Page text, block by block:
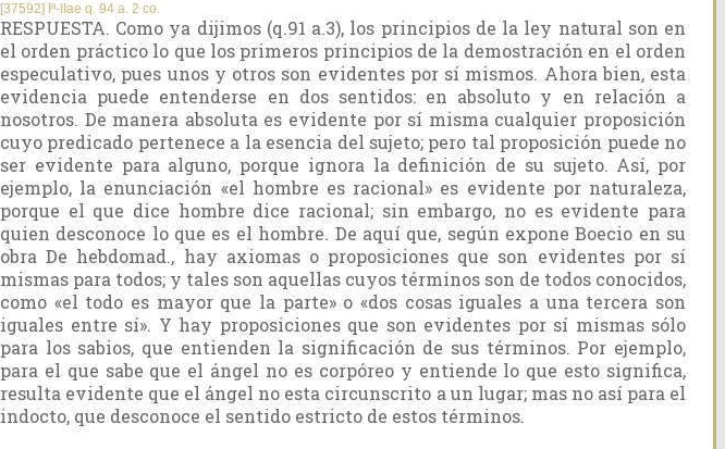
[37592] Iª-IIae q. 94 a. 2 co.
RESPUESTA. Como ya dijimos (q.91 a.3), los principios de la ley natural son en
el orden práctico lo que los primeros principios de la demostración en el orden
especulativo, pues unos y otros son evidentes por sí mismos. Ahora bien, esta
evidencia puede entenderse en dos sentidos: en absoluto y en relación a
nosotros. De manera absoluta es evidente por sí misma cualquier proposición
cuyo predicado pertenece a la esencia del sujeto; pero tal proposición puede no
ser evidente para alguno, porque ignora la definición de su sujeto. Así, por
ejemplo, la enunciación «el hombre es racional» es evidente por naturaleza,
porque el que dice hombre dice racional; sin embargo, no es evidente para
quien desconoce lo que es el hombre. De aquí que, según expone Boecio en su
obra De hebdomad., hay axiomas o proposiciones que son evidentes por sí
mismas para todos; y tales son aquellas cuyos términos son de todos conocidos,
como «el todo es mayor que la parte» o «dos cosas iguales a una tercera son
iguales entre sí». Y hay proposiciones que son evidentes por sí mismas sólo
para los sabios, que entienden la significación de sus términos. Por ejemplo,
para el que sabe que el ángel no es corpóreo y entiende lo que esto significa,
resulta evidente que el ángel no esta circunscrito a un lugar; mas no así para el
indocto, que desconoce el sentido estricto de estos términos.